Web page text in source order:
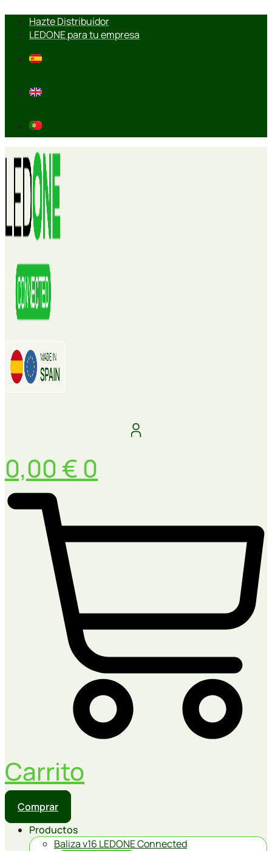
contenido
Hazte Distribuidor
LEDONE para tu empresa
0,00 € 0
Carrito
Comprar
Productos
Baliza v16 LEDONE Connected